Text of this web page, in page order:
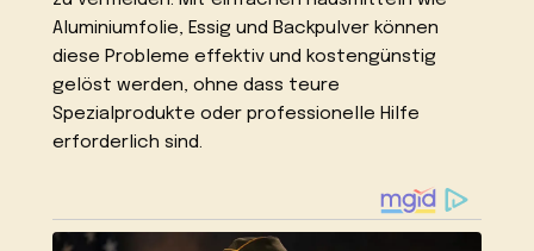
Aluminiumfolie, Essig und Backpulver können
diese Probleme effektiv und kostengünstig
gelöst werden, ohne dass teure
Spezialprodukte oder professionelle Hilfe
erforderlich sind.